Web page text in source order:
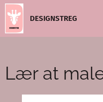
DESIGNSTREG
Lær at